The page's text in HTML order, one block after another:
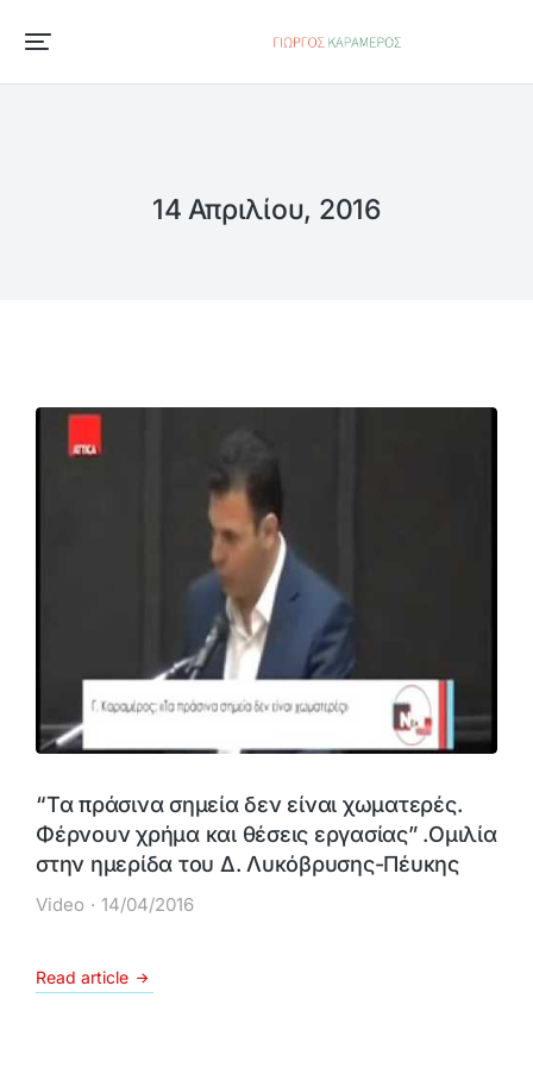
14 Απριλίου, 2016
“Τα πράσινα σημεία δεν είναι χωματερές.
Φέρνουν χρήμα και θέσεις εργασίας” .Ομιλία
στην ημερίδα του Δ. Λυκόβρυσης-Πέυκης
Video 14/04/2016
Read article